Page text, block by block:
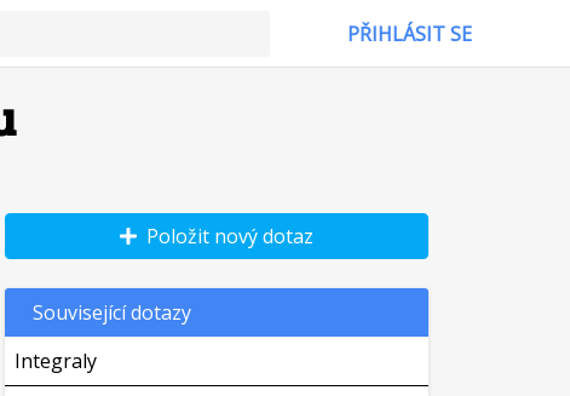
PŘIHLÁSIT SE
Položit nový dotaz
Související dotazy
Integraly